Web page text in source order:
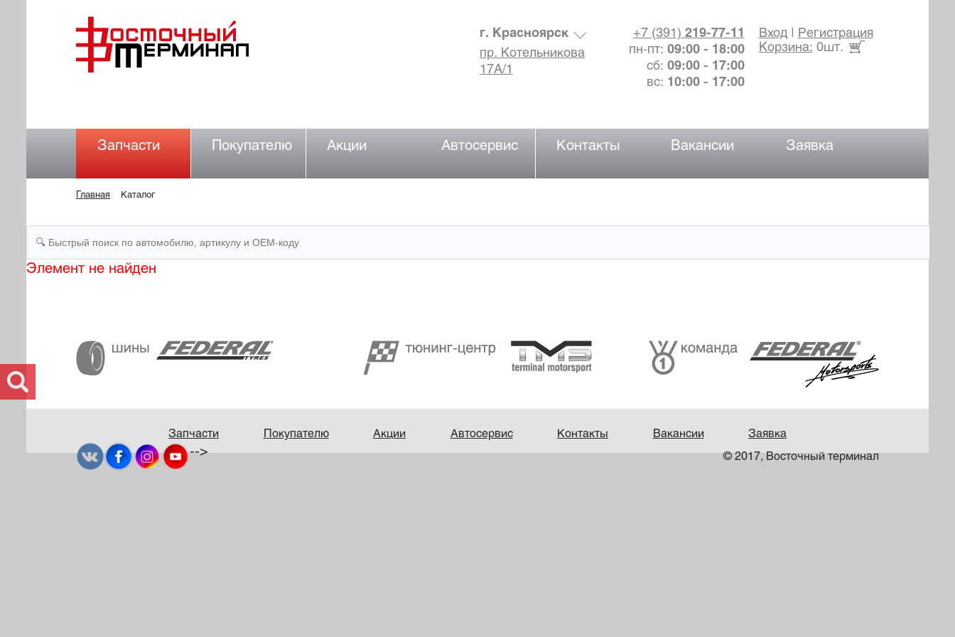
Вход|
Регистрация
Корзина: 0шт.
+7 (391) 219-77-11
пн-пт: 09:00 - 18:00
сб: 09:00 - 17:00
вс: 10:00 - 17:00
г. Красноярск
пр. Котельникова
17А/1
Запчасти Покупателю Акции Автосервис Контакты Вакансии Заявка
Главная Каталог
Элемент не найден
Запчасти Покупателю Акции Автосервис Контакты Вакансии Заявка
© 2017, Восточный терминал
-->